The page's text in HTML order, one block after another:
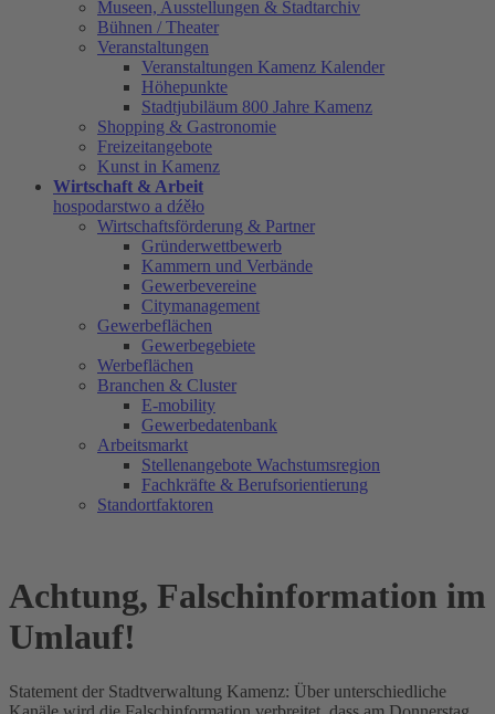
Museen, Ausstellungen & Stadtarchiv
Bühnen / Theater
Veranstaltungen
Veranstaltungen Kamenz Kalender
Höhepunkte
Stadtjubiläum 800 Jahre Kamenz
Shopping & Gastronomie
Freizeitangebote
Kunst in Kamenz
Wirtschaft & Arbeit
hospodarstwo a dźěło
Wirtschaftsförderung & Partner
Gründerwettbewerb
Kammern und Verbände
Gewerbevereine
Citymanagement
Gewerbeflächen
Gewerbegebiete
Werbeflächen
Branchen & Cluster
E-mobility
Gewerbedatenbank
Arbeitsmarkt
Stellenangebote Wachstumsregion
Fachkräfte & Berufsorientierung
Standortfaktoren
Achtung, Falschinformation im
Umlauf!
Statement der Stadtverwaltung Kamenz: Über unterschiedliche